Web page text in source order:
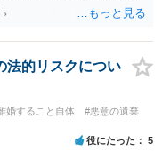
法的リスクについ
婚すること自体
#悪意の遺棄
役にたった 5